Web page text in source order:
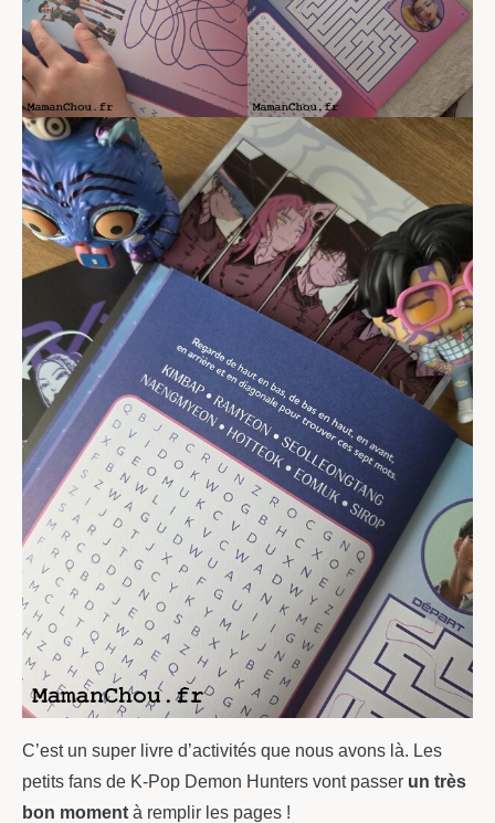
C’est un super livre d’activités que nous avons là. Les
petits fans de K-Pop Demon Hunters vont passer un très
bon moment à remplir les pages !